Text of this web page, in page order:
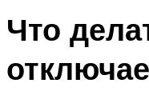
Что